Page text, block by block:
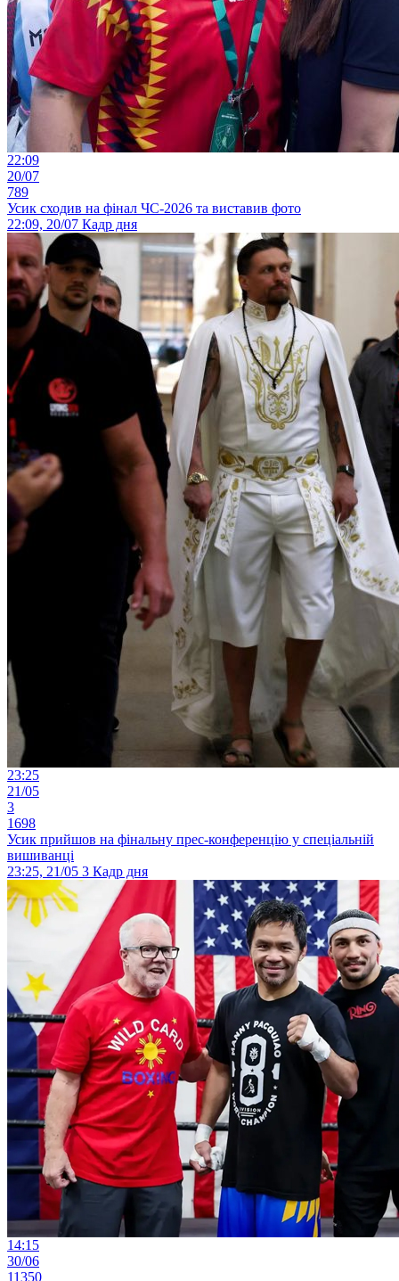
22:09
20/07
789
Усик сходив на фінал ЧС-2026 та виставив фото
22:09, 20/07 Кадр дня
23:25
21/05
3
1698
Усик прийшов на фінальну прес-конференцію у спеціальній
вишиванці
23:25, 21/05 3 Кадр дня
14:15
30/06
11350